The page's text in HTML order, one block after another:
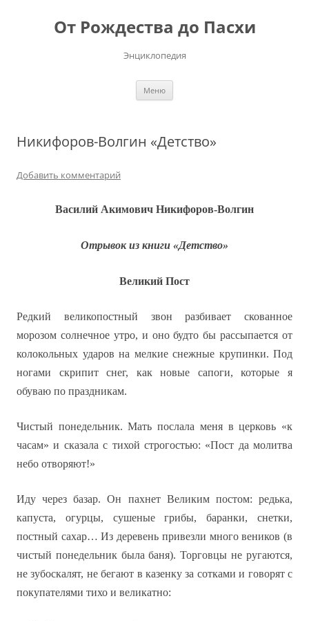
содержимомуОт Рождества до Пасхи
Энциклопедия
Меню
Никифоров-Волгин «Детство»
Добавить комментарий
Василий Акимович Никифоров-Волгин
Отрывок из книги «Детство»
Великий Пост
Редкий великопостный звон разбивает скованное
морозом солнечное утро, и оно будто бы рассыпается от
колокольных ударов на мелкие снежные крупинки. Под
ногами скрипит снег, как новые сапоги, которые я
обуваю по праздникам.
Чистый понедельник. Мать послала меня в церковь «к
часам» и сказала с тихой строгостью: «Пост да молитва
небо отворяют!»
Иду через базар. Он пахнет Великим постом: редька,
капуста, огурцы, сушеные грибы, баранки, снетки,
постный сахар… Из деревень привезли много веников (в
чистый понедельник была баня). Торговцы не ругаются,
не зубоскалят, не бегают в казенку за сотками и говорят с
покупателями тихо и великатно: